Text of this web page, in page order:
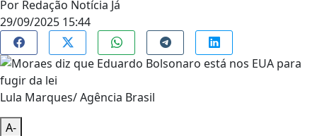
Por Redação Notícia Já
29/09/2025 15:44
Lula Marques/ Agência Brasil
A-